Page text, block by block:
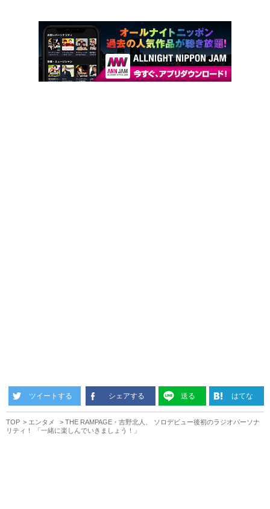
ツイートする シェアする 送る はてな
TOP エンタメ
THE RAMPAGE・吉野北人、 ソロデビュー後初のラジオパーソナ
リティ！ 「一緒に楽しんでいきましょう！」